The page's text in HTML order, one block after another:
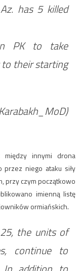
has 5 killed
PK to take
their starting
między innymi drona
przez niego ataku siły
przy czym początkowo
imienną listę
ormiańskich.
the units of
continue to